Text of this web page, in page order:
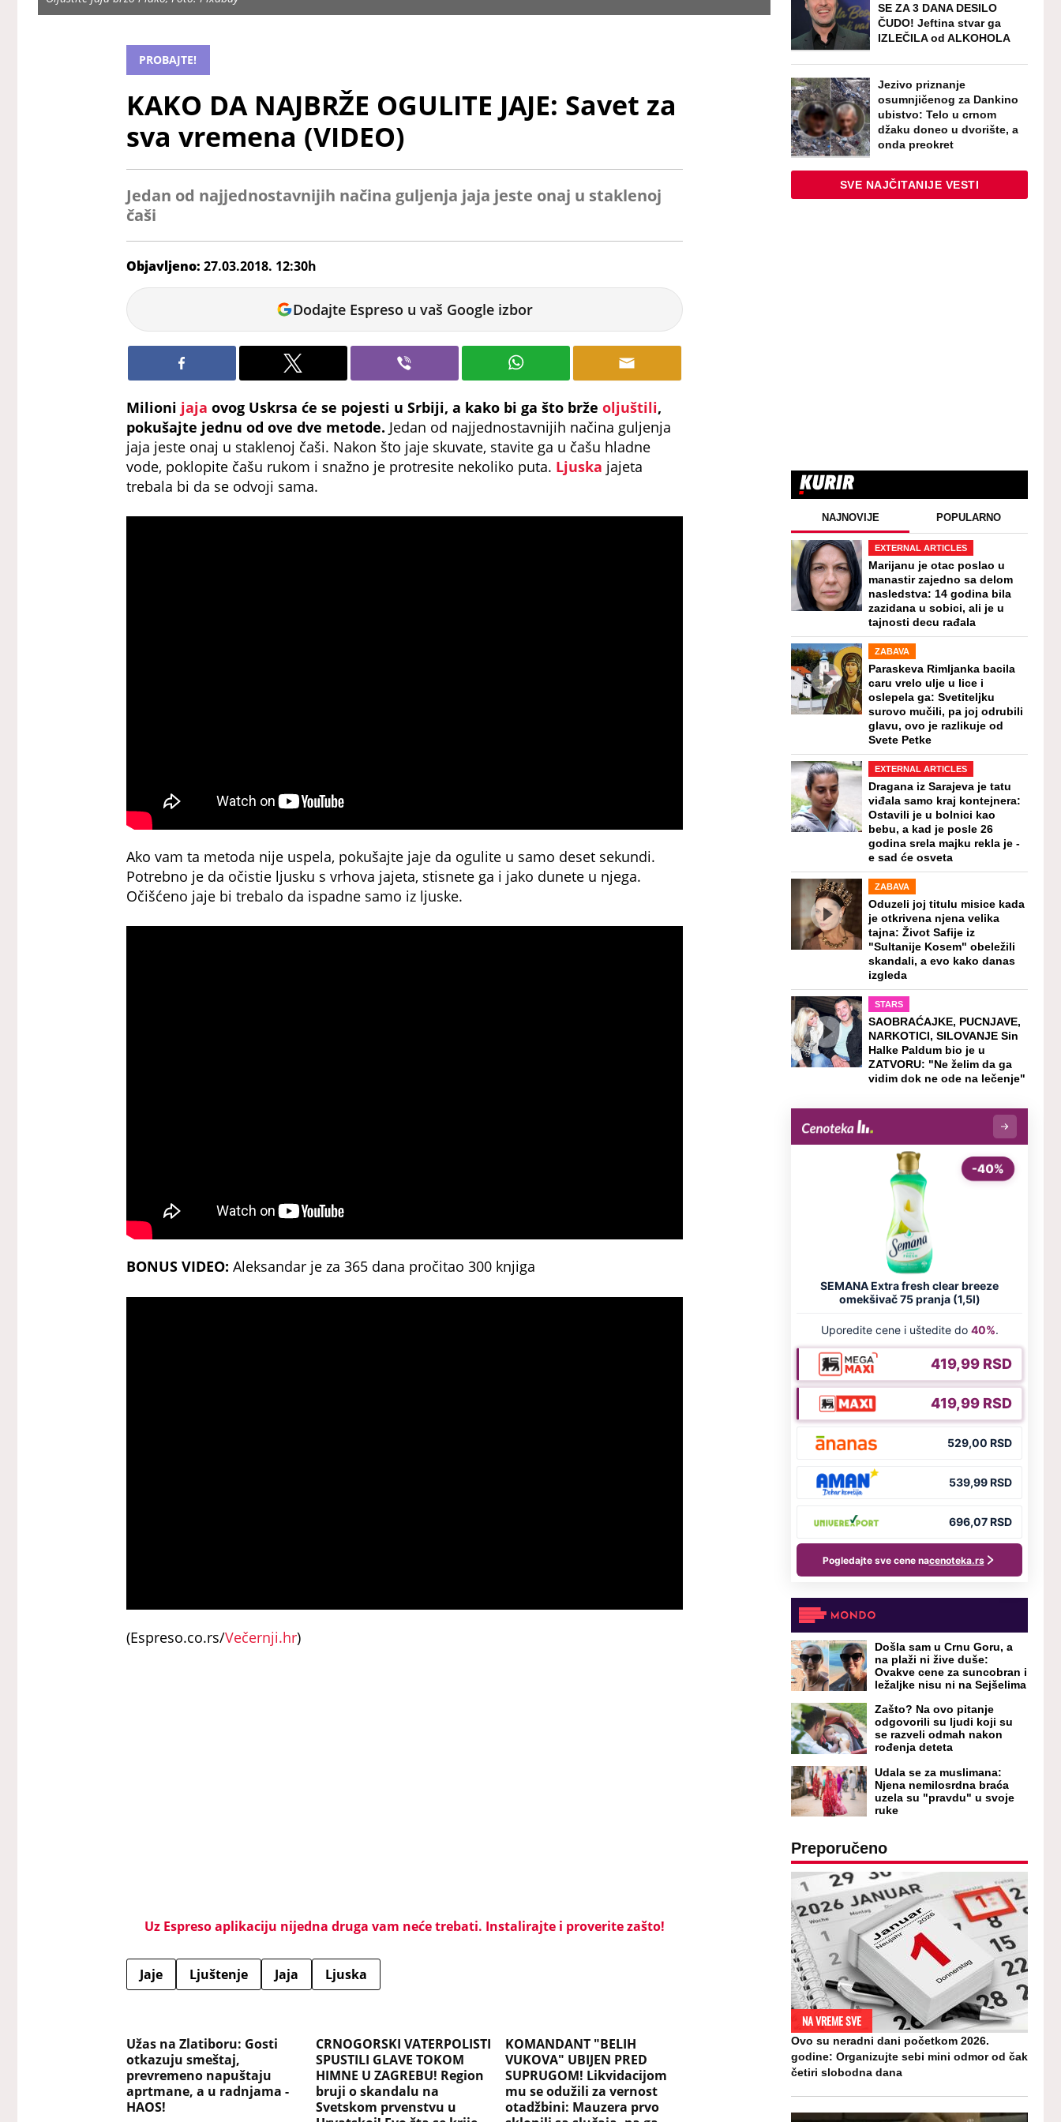
PROBAJTE!
KAKO DA NAJBRŽE OGULITE JAJE: Savet za
sva vremena (VIDEO)
Jedan od najjednostavnijih načina guljenja jaja jeste onaj u staklenoj
čaši
Objavljeno: 27.03.2018. 12:30h
Bojana
Kontić
Dodajte Espreso u vaš Google izbor
Milioni jaja ovog Uskrsa će se pojesti u Srbiji, a kako bi ga što brže oljuštili,
pokušajte jednu od ove dve metode. Jedan od najjednostavnijih načina guljenja
jaja jeste onaj u staklenoj čaši. Nakon što jaje skuvate, stavite ga u čašu hladne
vode, poklopite čašu rukom i snažno je protresite nekoliko puta. Ljuska jajeta
trebala bi da se odvoji sama.
Ako vam ta metoda nije uspela, pokušajte jaje da ogulite u samo deset sekundi.
Potrebno je da očistie ljusku s vrhova jajeta, stisnete ga i jako dunete u njega.
Očišćeno jaje bi trebalo da ispadne samo iz ljuske.
BONUS VIDEO: Aleksandar je za 365 dana pročitao 300 knjiga
(Espreso.co.rs/Večernji.hr)
Uz Espreso aplikaciju nijedna druga vam neće trebati. Instalirajte i proverite zašto!
Jaje Ljuštenje Jaja Ljuska
Užas na Zlatiboru: Gosti
otkazuju smeštaj,
prevremeno napuštaju
aprtmane, a u radnjama -
HAOS!
CRNOGORSKI VATERPOLISTI
SPUSTILI GLAVE TOKOM
HIMNE U ZAGREBU! Region
bruji o skandalu na
Svetskom prvenstvu u
KOMANDANT "BELIH
VUKOVA" UBIJEN PRED
SUPRUGOM! Likvidacijom
mu se odužili za vernost
otadžbini: Mauzera prvo
SE ZA 3 DANA DESILO
ČUDO! Jeftina stvar ga
IZLEČILA od ALKOHOLA
Jezivo priznanje
osumnjičenog za Dankino
ubistvo: Telo u crnom
džaku doneo u dvorište, a
onda preokret
SVE NAJČITANIJE VESTI
NAJNOVIJE POPULARNO
EXTERNAL ARTICLES
Marijanu je otac poslao u
manastir zajedno sa delom
nasledstva: 14 godina bila
zazidana u sobici, ali je u
tajnosti decu rađala
ZABAVA
Paraskeva Rimljanka bacila
caru vrelo ulje u lice i
oslepela ga: Svetiteljku
surovo mučili, pa joj odrubili
glavu, ovo je razlikuje od
Svete Petke
EXTERNAL ARTICLES
Dragana iz Sarajeva je tatu
viđala samo kraj kontejnera:
Ostavili je u bolnici kao
bebu, a kad je posle 26
godina srela majku rekla je -
e sad će osveta
ZABAVA
Oduzeli joj titulu misice kada
je otkrivena njena velika
tajna: Život Safije iz
"Sultanije Kosem" obeležili
skandali, a evo kako danas
izgleda
STARS
SAOBRAĆAJKE, PUCNJAVE,
NARKOTICI, SILOVANJE Sin
Halke Paldum bio je u
ZATVORU: "Ne želim da ga
vidim dok ne ode na lečenje"
Došla sam u Crnu Goru, a
na plaži ni žive duše:
Ovakve cene za suncobran i
ležaljke nisu ni na Sejšelima
Zašto? Na ovo pitanje
odgovorili su ljudi koji su
se razveli odmah nakon
rođenja deteta
Udala se za muslimana:
Njena nemilosrdna braća
uzela su "pravdu" u svoje
ruke
Preporučeno
NA VREME SVE
Ovo su neradni dani početkom 2026.
godine: Organizujte sebi mini odmor od čak
četiri slobodna dana